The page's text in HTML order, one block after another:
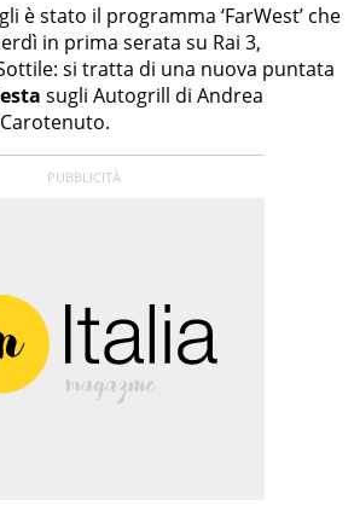
è stato il programma ‘FarWest’ che
in prima serata su Rai 3,
si tratta di una nuova puntata
sugli Autogrill di Andrea